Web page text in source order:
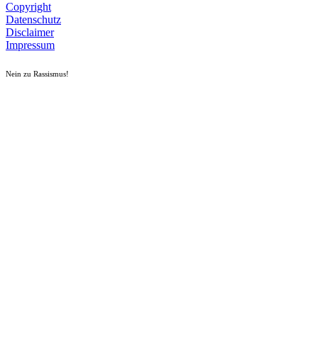
Copyright
Datenschutz
Disclaimer
Impressum
Nein zu Rassismus!